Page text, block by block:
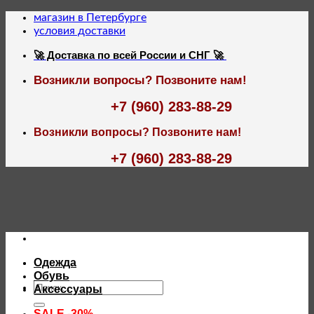
Skip
магазин в Петербурге
условия доставки
🚀 Доставка по всей России и СНГ 🚀
Возникли вопросы? Позвоните нам!
+7 (960) 283-88-29
Возникли вопросы? Позвоните нам!
+7 (960) 283-88-29
Искать:
Одежда
Обувь
Аксессуары